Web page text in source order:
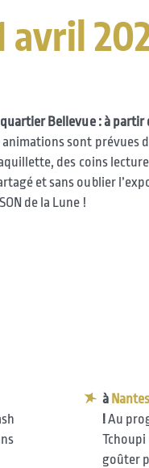
avril
Bellevue : à partir
sont prévues
des coins
et sans oublier
de la Lune !
à
!Au
goûter